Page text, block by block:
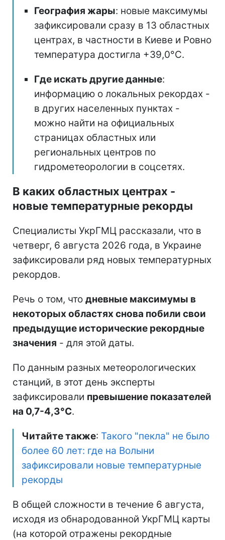
География жары: новые максимумы
зафиксировали сразу в 13 областных
центрах, в частности в Киеве и Ровно
температура достигла +39,0°C.
Где искать другие данные:
информацию о локальных рекордах -
в других населенных пунктах -
можно найти на официальных
страницах областных или
региональных центров по
гидрометеорологии в соцсетях.
В каких областных центрах -
новые температурные рекорды
Специалисты УкрГМЦ рассказали, что в
четверг, 6 августа 2026 года, в Украине
зафиксировали ряд новых температурных
рекордов.
Речь о том, что дневные максимумы в
некоторых областях снова побили свои
предыдущие исторические рекордные
значения - для этой даты.
По данным разных метеорологических
станций, в этот день эксперты
зафиксировали превышение показателей
на 0,7-4,3°C.
Читайте также: Такого "пекла" не было
более 60 лет: где на Волыни
зафиксировали новые температурные
рекорды
В общей сложности в течение 6 августа,
исходя из обнародованной УкрГМЦ карты
(на которой отражены рекордные